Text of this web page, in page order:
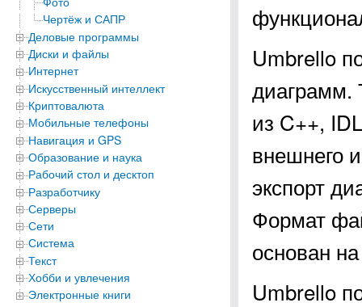
Чертёж и САПР
Деловые программы
Диски и файлы
Интернет
Искусственный интеллект
Криптовалюта
Мобильные телефоны
Навигация и GPS
Образование и наука
Рабочий стол и десктоп
Разработчику
Серверы
Сети
Система
Текст
Хобби и увлечения
Электронные книги
Umbrello
диаграмм.
из C++,
внешнего
экспорт
Формат
основан
Umbrello